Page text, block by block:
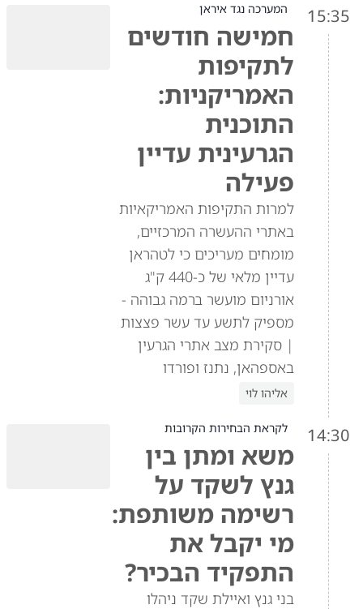
15:35 המערכה נגד איראן
חמישה חודשים
לתקיפות
האמריקניות:
התוכנית
הגרעינית עדיין
פעילה
למרות התקיפות האמריקאיות
באתרי ההעשרה המרכזיים,
מומחים מעריכים כי לטהראן
עדיין מלאי של כ-440 ק"ג
אורניום מועשר ברמה גבוהה -
מספיק לתשע עד עשר פצצות
| סקירת מצב אתרי הגרעין
באספהאן, נתנז ופורדו
אליהו לוי
14:30 לקראת הבחירות הקרובות
משא ומתן בין
גנץ לשקד על
רשימה משותפת:
מי יקבל את
התפקיד הבכיר?
בני גנץ ואיילת שקד ניהלו